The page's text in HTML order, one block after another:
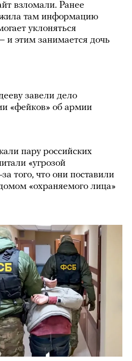
взломали. Ранее
там информацию
уклоняться
и этим занимается дочь
завели дело
«фейков» об армии
пару российских
«угрозой
того, что они поставили
«охраняемого лица»